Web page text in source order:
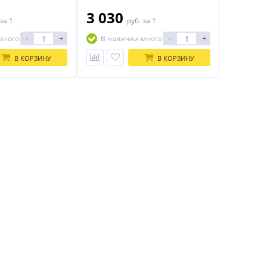
за 1
- +
В КОРЗИНУ
3 030 руб. за 1
В наличии много
- +
В КОРЗИНУ